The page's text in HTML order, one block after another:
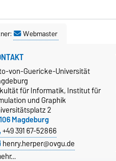
Webmaster
von-Guericke-Universität
für Informatik, Institut für
und Graphik
2
Magdeburg
+49 391 67-52866
henry.herper@ovgu.de